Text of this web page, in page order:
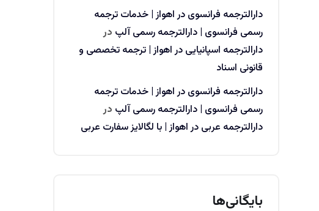
دارالترجمه فرانسوی در اهواز | خدمات ترجمه
رسمی فرانسوی | دارالترجمه رسمی آلپ در
دارالترجمه اسپانیایی در اهواز | ترجمه تخصصی و
قانونی اسناد
دارالترجمه فرانسوی در اهواز | خدمات ترجمه
رسمی فرانسوی | دارالترجمه رسمی آلپ در
دارالترجمه عربی در اهواز | با لگالایز سفارت عربی
بایگانی‌ها